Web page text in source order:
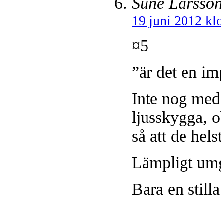
19 juni 2012
¤5
”är det en
Inte nog
ljusskygga,
så att de
Lämpligt
Bara en